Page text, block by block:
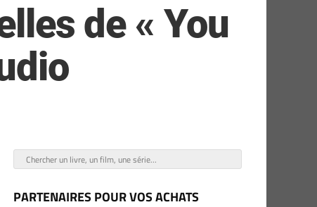
de « You
PARTENAIRES POUR VOS ACHATS